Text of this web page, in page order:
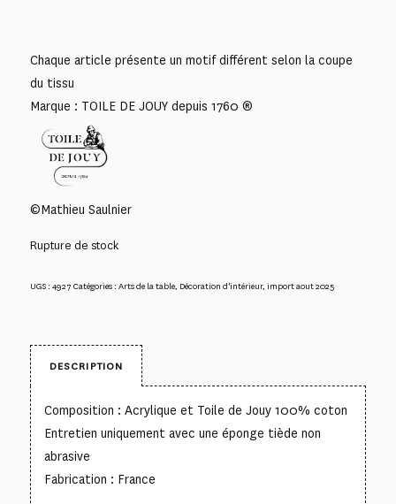
Chaque article présente un motif différent selon la coupe
du tissu
Marque : TOILE DE JOUY depuis 1760 ®
©Mathieu Saulnier
Rupture de stock
UGS :4927 Catégories :Arts de la table, Décoration d'intérieur, import aout 2025
DESCRIPTION
Composition : Acrylique et Toile de Jouy 100% coton
Entretien uniquement avec une éponge tiède non
abrasive
Fabrication : France